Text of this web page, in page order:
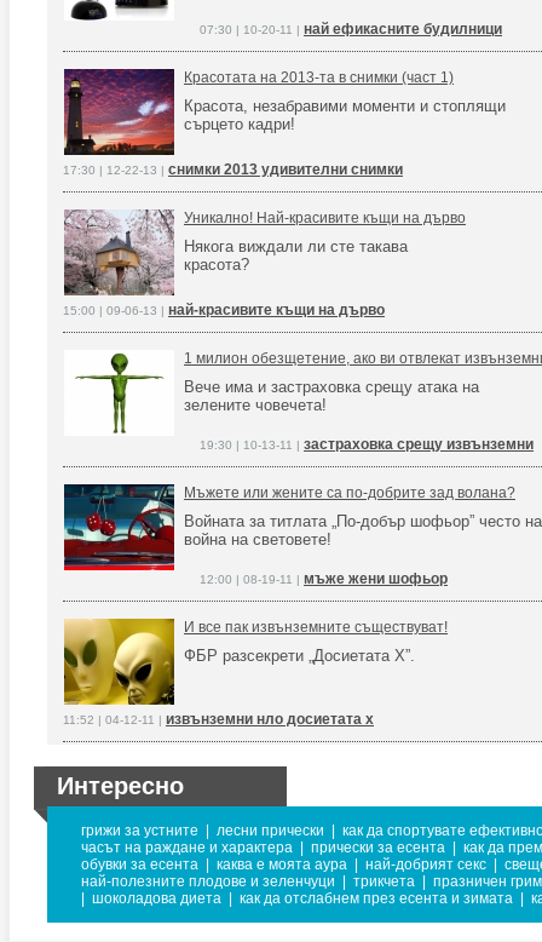
07:30 | 10-20-11 | най ефикасните будилници
Красотата на 2013-та в снимки (част 1)
Красота, незабравими моменти и стоплящи
сърцето кадри!
17:30 | 12-22-13 | снимки 2013 удивителни снимки
Уникално! Най-красивите къщи на дърво
Някога виждали ли сте такава
красота?
15:00 | 09-06-13 | най-красивите къщи на дърво
1 милион обезщетение, ако ви отвлекат
Вече има и застраховка срещу атака на
зелените човечета!
19:30 | 10-13-11 | застраховка срещу извънземни
Мъжете или жените са по-добрите зад волана?
Войната за титлата „По-добър шофьор” често
война на световете!
12:00 | 08-19-11 | мъже жени шофьор
И все пак извънземните съществуват!
ФБР разсекрети „Досиетата X”.
11:52 | 04-12-11 | извънземни нло досиетата x
Интересно
грижи за устните лесни прически
как да спортувате
часът на раждане и характера
прически за есента
как да
обувки за есента
каква е моята аура най-добрият секс
най-полезните плодове и зеленчуци
трикчета
празничен грим
шоколадова диета как да отслабнем през есента и зимата